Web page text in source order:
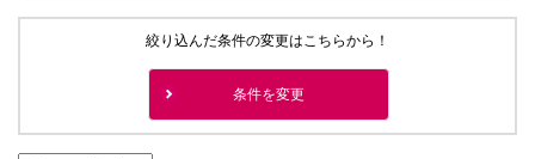
絞り込んだ条件の変更はこちらから！
条件を変更